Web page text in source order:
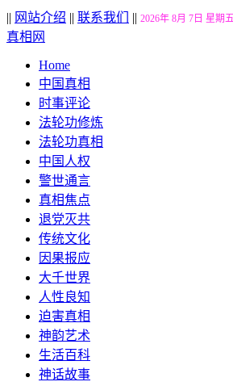
|| 网站介绍 || 联系我们 || 2026年 8月 7日 星期
真相网
Home
中国真相
时事评论
法轮功修炼
法轮功真相
中国人权
警世通言
真相焦点
退党灭共
传统文化
因果报应
大千世界
人性良知
迫害真相
神韵艺术
生活百科
神话故事